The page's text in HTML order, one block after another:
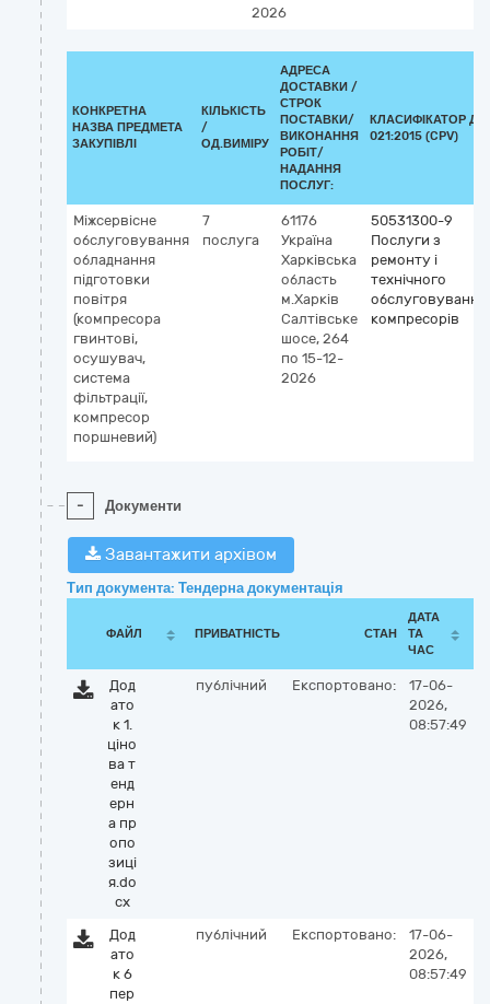
2026
КОНКРЕТНА
НАЗВА ПРЕДМЕТА
ЗАКУПІВЛІ
КІЛЬКІСТЬ
/
ОД.ВИМІРУ
АДРЕСА
ДОСТАВКИ /
СТРОК
ПОСТАВКИ/
ВИКОНАННЯ
РОБІТ/
НАДАННЯ
ПОСЛУГ:
КЛАСИФІКАТОР ДК
021:2015 (CPV)
Міжсервісне
обслуговування
обладнання
підготовки
повітря
(компресора
гвинтові,
осушувач,
система
фільтрації,
компресор
поршневий)
7
послуга
61176
Україна
Харківська
область
м.Харків
Салтівське
шосе, 264
по 15-12-
2026
50531300-9
Послуги з
ремонту і
технічного
обслуговування
компресорів
- Документи
Завантажити архівом
Тип документа: Тендерна документація
ФАЙЛ ПРИВАТНІСТЬ СТАН
ДАТА
ТА
ЧАС
Дод
ато
к 1.
ціно
ва т
енд
ерн
а пр
опо
зиці
я.do
cx
публічний Експортовано:
17-06-
2026,
08:57:49
Дод
ато
к 6
пер
публічний Експортовано:
17-06-
2026,
08:57:49